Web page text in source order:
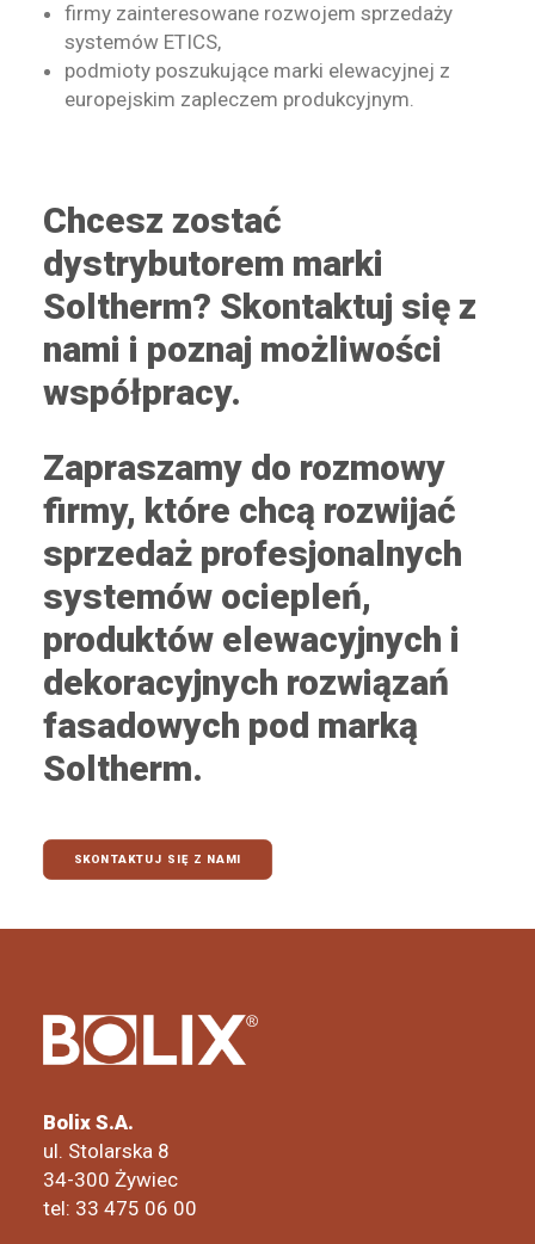
firmy zainteresowane rozwojem sprzedaży
systemów ETICS,
podmioty poszukujące marki elewacyjnej z
europejskim zapleczem produkcyjnym.
Chcesz zostać
dystrybutorem marki
Soltherm? Skontaktuj się z
nami i poznaj możliwości
współpracy.
Zapraszamy do rozmowy
firmy, które chcą rozwijać
sprzedaż profesjonalnych
systemów ociepleń,
produktów elewacyjnych i
dekoracyjnych rozwiązań
fasadowych pod marką
Soltherm.
SKONTAKTUJ SIĘ Z NAMI
Bolix S.A.
ul. Stolarska 8
34-300 Żywiec
tel: 33 475 06 00